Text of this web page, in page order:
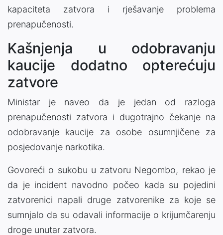
kapaciteta zatvora i rješavanje problema
prenapučenosti.
Kašnjenja u odobravanju
kaucije dodatno opterećuju
zatvore
Ministar je naveo da je jedan od razloga
prenapučenosti zatvora i dugotrajno čekanje na
odobravanje kaucije za osobe osumnjičene za
posjedovanje narkotika.
Govoreći o sukobu u zatvoru Negombo, rekao je
da je incident navodno počeo kada su pojedini
zatvorenici napali druge zatvorenike za koje se
sumnjalo da su odavali informacije o krijumčarenju
droge unutar zatvora.